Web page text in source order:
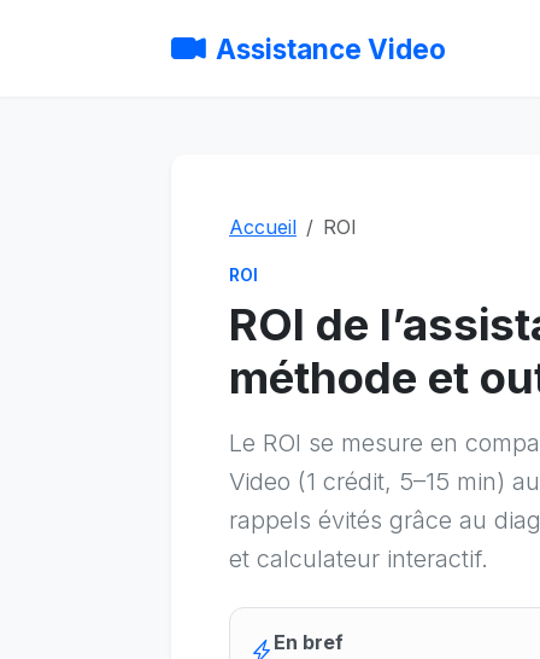
Assistance Video
Accueil ROI
ROI
ROI de
méthode et
Le ROI se mesure en
Video (1 crédit, 5–15 min)
rappels évités grâce au
et calculateur interactif.
En bref